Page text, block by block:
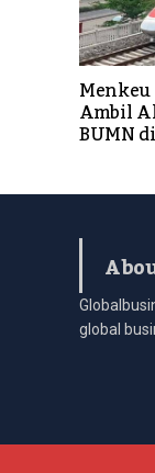
Ambil
BUMN
global